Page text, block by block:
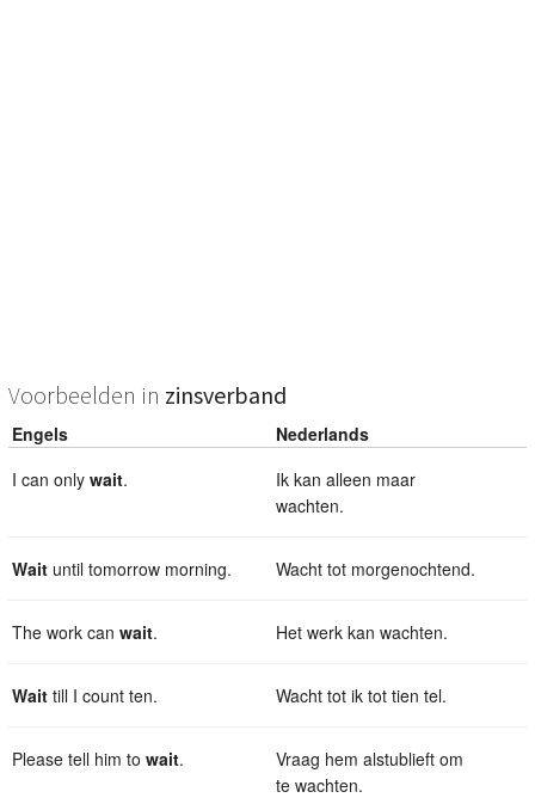
Voorbeelden in zinsverband
Engels
Nederlands
I can only wait.
Ik kan alleen maar
wachten.
Wait until tomorrow morning. Wacht tot morgenochtend.
The work can wait. Het werk kan wachten.
Wait till I count ten. Wacht tot ik tot tien tel.
Please tell him to wait.
Vraag hem alstublieft om
te wachten.